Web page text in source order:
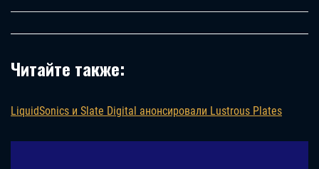
Читайте также:
LiquidSonics и Slate Digital анонсировали Lustrous Plates